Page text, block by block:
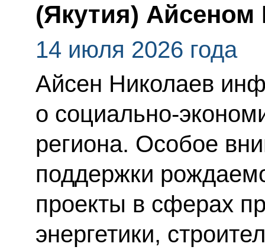
(Якутия)
14 июля 2026 года
Айсен Николаев
о социально-
региона. Особое
поддержки
проекты в сферах
энергетики,